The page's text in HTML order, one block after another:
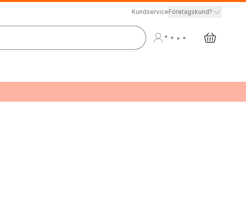
KundserviceFöretagskund?